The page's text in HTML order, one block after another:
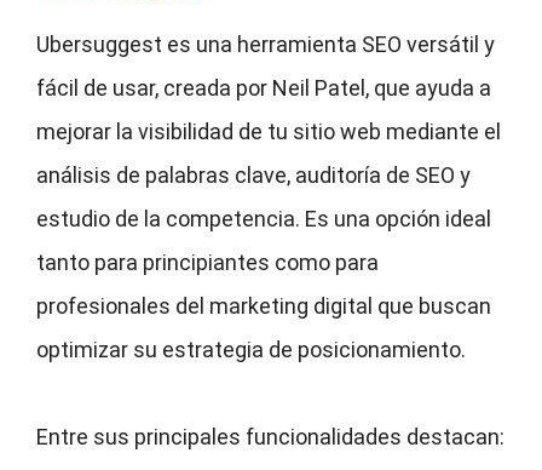
Ubersuggest es una herramienta SEO versátil y
fácil de usar, creada por Neil Patel, que ayuda a
mejorar la visibilidad de tu sitio web mediante el
análisis de palabras clave, auditoría de SEO y
estudio de la competencia. Es una opción ideal
tanto para principiantes como para
profesionales del marketing digital que buscan
optimizar su estrategia de posicionamiento.
Entre sus principales funcionalidades destacan: